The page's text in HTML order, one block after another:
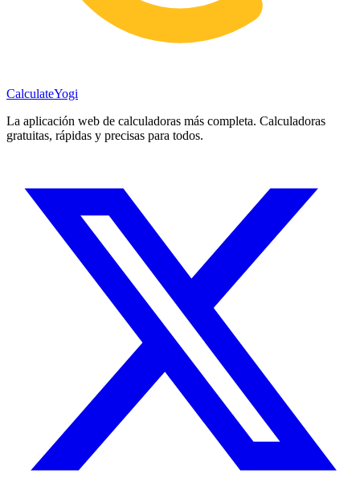
CalculateYogi
La aplicación web de calculadoras más completa. Calculadoras
gratuitas, rápidas y precisas para todos.